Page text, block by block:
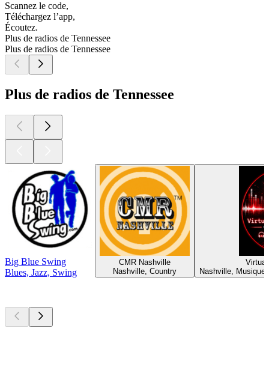
Scannez le code,
Téléchargez l’app,
Écoutez.
Plus de radios de Tennessee
Plus de radios de Tennessee
Plus de radios de Tennessee
Big Blue Swing
Blues, Jazz, Swing
CMR Nashville
Nashville, Country
Nashville,